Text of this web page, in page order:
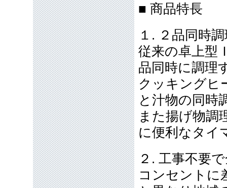
■ 商品特長
１. ２品同時
従来の卓上型
品同時に調理
クッキングヒ
と汁物の同時
また揚げ物調
に便利なタイ
２. 工事不要
コンセントに